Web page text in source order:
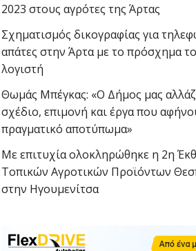
2023 στους αγρότες της Άρτας
Σχηματισμός δικογραφίας για
απάτες στην Άρτα με το πρόσχημα
λογιστή
Θωμάς Μπέγκας: «Ο Δήμος μας
σχέδιο, επιμονή και έργα που
πραγματικό αποτύπωμα»
Με επιτυχία ολοκληρώθηκε η 2η
Τοπικών Αγροτικών Προϊόντων
στην Ηγουμενίτσα